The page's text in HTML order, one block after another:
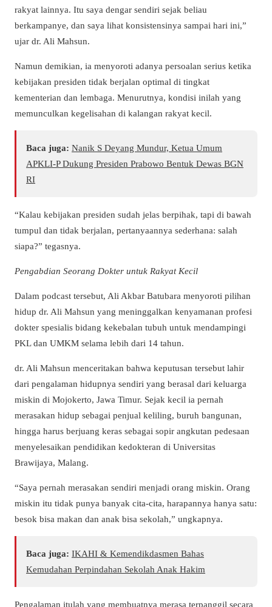
rakyat lainnya. Itu saya dengar sendiri sejak beliau
berkampanye, dan saya lihat konsistensinya sampai hari ini,”
ujar dr. Ali Mahsun.
Namun demikian, ia menyoroti adanya persoalan serius ketika
kebijakan presiden tidak berjalan optimal di tingkat
kementerian dan lembaga. Menurutnya, kondisi inilah yang
memunculkan kegelisahan di kalangan rakyat kecil.
Baca juga: Nanik S Deyang Mundur, Ketua Umum
APKLI-P Dukung Presiden Prabowo Bentuk Dewas BGN
RI
“Kalau kebijakan presiden sudah jelas berpihak, tapi di bawah
tumpul dan tidak berjalan, pertanyaannya sederhana: salah
siapa?” tegasnya.
Pengabdian Seorang Dokter untuk Rakyat Kecil
Dalam podcast tersebut, Ali Akbar Batubara menyoroti pilihan
hidup dr. Ali Mahsun yang meninggalkan kenyamanan profesi
dokter spesialis bidang kekebalan tubuh untuk mendampingi
PKL dan UMKM selama lebih dari 14 tahun.
dr. Ali Mahsun menceritakan bahwa keputusan tersebut lahir
dari pengalaman hidupnya sendiri yang berasal dari keluarga
miskin di Mojokerto, Jawa Timur. Sejak kecil ia pernah
merasakan hidup sebagai penjual keliling, buruh bangunan,
hingga harus berjuang keras sebagai sopir angkutan pedesaan
menyelesaikan pendidikan kedokteran di Universitas
Brawijaya, Malang.
“Saya pernah merasakan sendiri menjadi orang miskin. Orang
miskin itu tidak punya banyak cita-cita, harapannya hanya satu:
besok bisa makan dan anak bisa sekolah,” ungkapnya.
Baca juga: IKAHI & Kemendikdasmen Bahas
Kemudahan Perpindahan Sekolah Anak Hakim
Pengalaman itulah yang membuatnya merasa terpanggil secara